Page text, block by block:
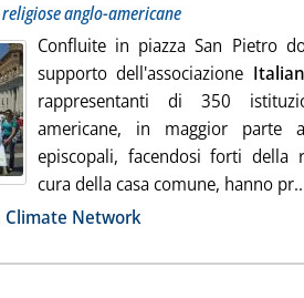
anglo-americane
Confluite in piazza San Pietro
supporto dell'associazione
rappresentanti di 350
americane, in maggior parte
episcopali, facendosi forti della
cura della casa comune, hanno
alla notizia
Network